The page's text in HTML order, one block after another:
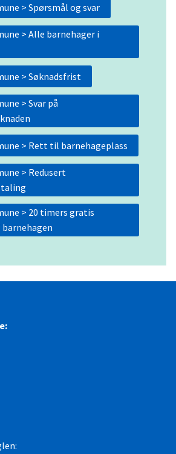
> Spørsmål og svar
> Alle barnehager i
> Søknadsfrist
> Svar på
> Rett til barnehageplass
> Redusert
> 20 timers gratis